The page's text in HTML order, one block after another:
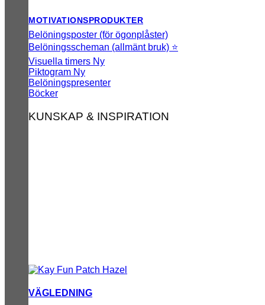
MOTIVATIONSPRODUKTER
Belöningsposter (för ögonplåster)
Belöningsscheman (allmänt bruk) ⭐
Visuella timers
Piktogram
Belöningspresenter
Böcker
KUNSKAP & INSPIRATION
VÄGLEDNING